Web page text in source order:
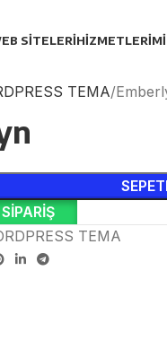
SITELERI
TEMA
TEMA